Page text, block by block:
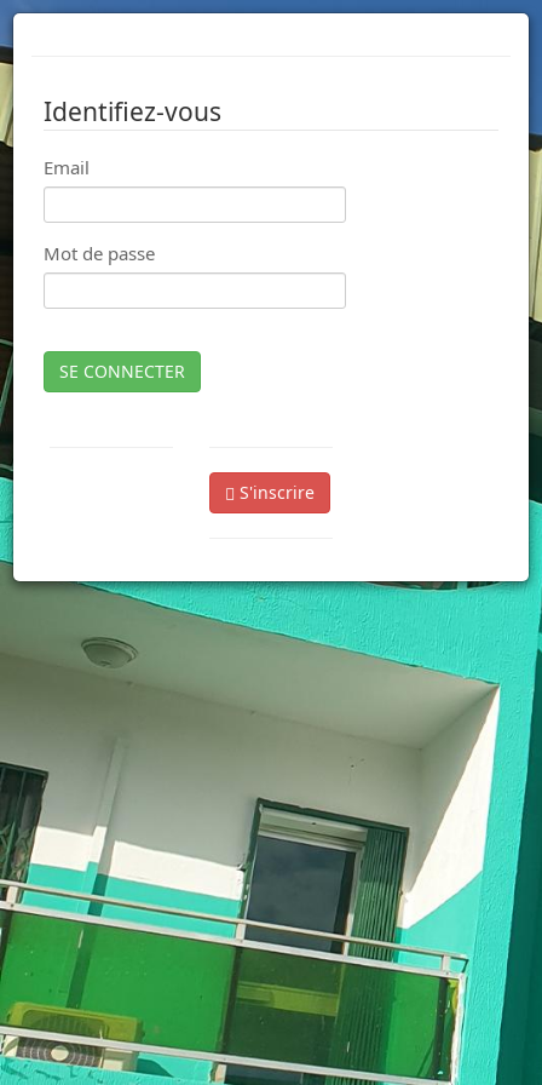
Identifiez-vous
Email
Mot de passe
SE CONNECTER
S'inscrire